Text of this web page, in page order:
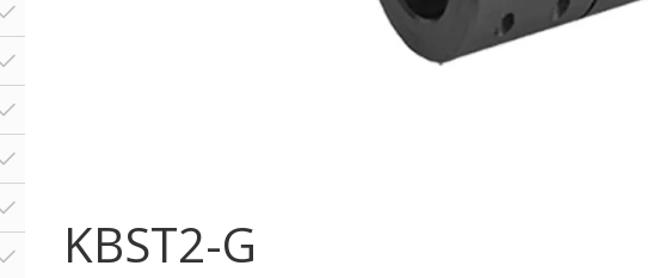
Visa/Göm undermeny
Visa/Göm undermeny
Visa/Göm undermeny
Visa/Göm undermeny
Visa/Göm undermeny
Visa/Göm undermeny
KBST2-G